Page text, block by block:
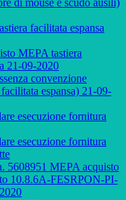
di mouse e scudo ausili)
facilitata espansa
MEPA tastiera
21-09-2020
convenzione
espansa) 21-09-
esecuzione fornitura
esecuzione fornitura
5608951 MEPA acquisto
10.8.6A-FESRPON-PI-